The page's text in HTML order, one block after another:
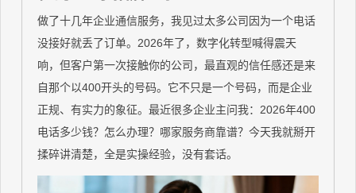
做了十几年企业通信服务，我见过太多公司因为一个电话
没接好就丢了订单。2026年了，数字化转型喊得震天
响，但客户第一次接触你的公司，最直观的信任感还是来
自那个以400开头的号码。它不只是一个号码，而是企业
正规、有实力的象征。最近很多企业主问我：2026年400
电话多少钱？怎么办理？哪家服务商靠谱？今天我就掰开
揉碎讲清楚，全是实操经验，没有套话。